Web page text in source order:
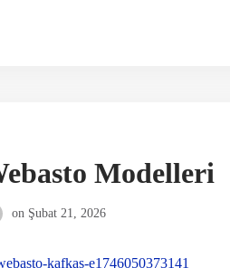
Modelleri
on Şubat 21, 2026